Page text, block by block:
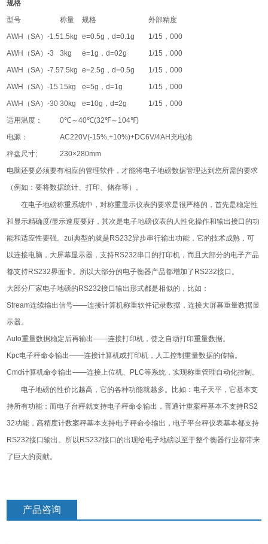
规格
型号
称量 规格
外部精度
AWH
（SA）-1.51.5kg e=0.5g ，d=0.1g 1/15 ，000
AWH
（SA）-3 3kg e=1g ，d=02g 1/15 ，000
AWH
（SA）-7.57.5kg e=2.5g ，d=0.5g 1/15 ，000
AWH
（SA）-15 15kg e=5g ，d=1g 1/15 ，000
AWH
（SA）-30 30kg e=10g ，d=2g 1/15 ，000
适用温度：
0℃～40℃(32℉～ 104℉)
电源：
AC220V(-15%,+10%)+DC6V/4AH 充电池
秤盘尺寸;
230×280mm
电脑还要必须要有相应的管理软件，才能将电子地磅数据管理达到您所需的要求
（例如：要将数据统计、打印、储存等）。
在电子地磅称重系统中，对称重显示仪表的要求是很严格的，首先是稳定性
和显示精确度/显示速度要好，其次是电子地磅仪表的人性化操作和输出接口的功
能和适应性要强。zui典型的就是 RS232异步串行输出功能，它的技术成熟，可
以连接电脑，大屏幕显示器，支持RS232串口的打印机，而且大部分的电子产品
都支持RS232界面卡。所以大部分的电子衡器产品都增加了 RS232接口。
大部分厂家电子地磅的 RS232接口输出形式都是相似的，比如：
Stream连续输出信号——连接计算机称重软件记录数据，连接大屏幕重量数据显
示器。
Auto重量数据稳定后再输出——连接打印机，使之自动打印重量数据。
Kpc电子秤命令输出——连接计算机或打印机，人工控制重量数据的传输。
Cmd计算机命令输出——连接上位机、 PLC等系统，实现称重管理自动化控制。
电子地磅的性价比越高，它的各种功能就越多。比如：电子天平，它基本支
持所有功能；而电子台秤就支持电子秤命令输出，普通计重案秤基本不支持RS2
32功能，高精度计数案秤基本支持电子秤命令输出，电子平台秤仪表基本都支持
RS232接口输出。所以 RS232接口的出现给电子地磅以至于整个衡器行业都带来
了巨大的贡献。
产品咨询